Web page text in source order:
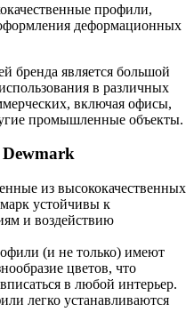
профили,
деформационных
бренда является большой
в различных
включая офисы,
промышленные объекты.
из высококачественных
устойчивы к
и воздействию
(и не только) имеют
цветов, что
в любой интерьер.
легко устанавливаются